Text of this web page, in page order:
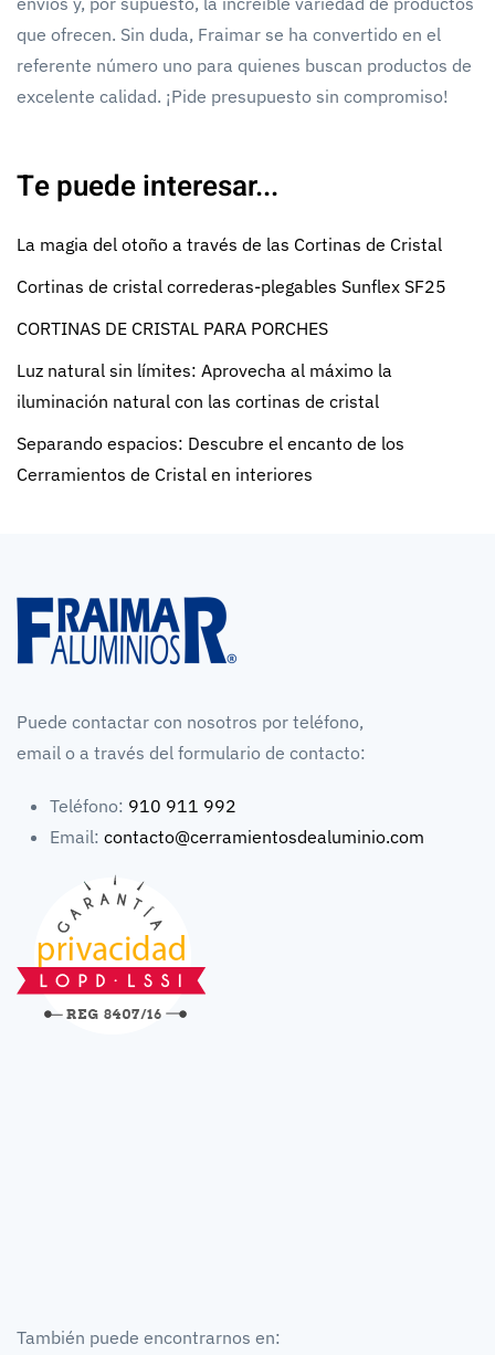
que ofrecen. Sin duda, Fraimar se ha convertido en el
referente número uno para quienes buscan productos de
excelente calidad. ¡Pide presupuesto sin compromiso!
Te puede interesar...
La magia del otoño a través de las Cortinas de Cristal
Cortinas de cristal correderas-plegables Sunflex SF25
CORTINAS DE CRISTAL PARA PORCHES
Luz natural sin límites: Aprovecha al máximo la
iluminación natural con las cortinas de cristal
Separando espacios: Descubre el encanto de los
Cerramientos de Cristal en interiores
Puede contactar con nosotros por teléfono,
email o a través del formulario de contacto:
Teléfono: 910 911 992
Email: contacto@cerramientosdealuminio.com
También puede encontrarnos en: